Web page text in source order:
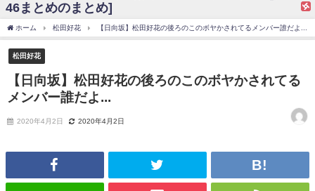
そう！？
日向坂46まとめのまとめ / 【日向坂46】富田鈴花、次の事務所が決まって
そう！？
ハ！』ミーグリ日程がこちら
乃木坂あんてな ～乃木坂46・欅坂46・日向坂46のニュース・情報・話題
をピックアップ / 日向坂46卒業後初共演！佐々木久美さん、師匠オードリー若
林さんと再会した結果･･･【激レアさんを連れてきた。】
欅坂46/日向坂46まとめのまとめ / 『anan』の表紙の櫻坂46さん、多様性
の時代だと話題に
wwwwwwwwwwww
日向坂46まとめのまとめ / 筒井あやめ、アレをチラリ。こういう偶然の方
46まとめのまとめ]
ホーム 松田好花 【日向坂】松田好花の後ろのこのボヤかされてるメンバー誰だよ...
松田好花
【日向坂】松田好花の後ろのこのボヤかされてる
メンバー誰だよ...
2020年4月2日 2020年4月2日